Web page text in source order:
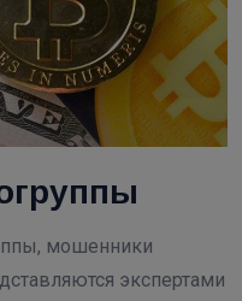
мошенники
экспертами